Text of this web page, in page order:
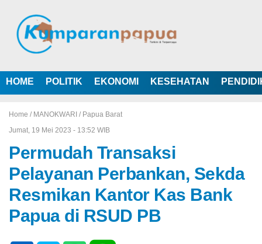
HOME POLITIK EKONOMI KESEHATAN
Home / MANOKWARI / Papua Barat
Jumat, 19 Mei 2023 - 13:52 WIB
Permudah Transaksi
Pelayanan Perbankan, Sekda
Resmikan Kantor Kas Bank
Papua di RSUD PB